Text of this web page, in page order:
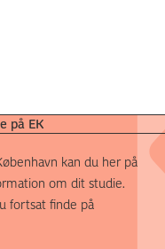
på EK
kan du her på
om dit studie.
fortsat finde på